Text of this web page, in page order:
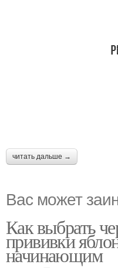
читать дальше →
Вас может
Как выбрать
прививки
начинающим